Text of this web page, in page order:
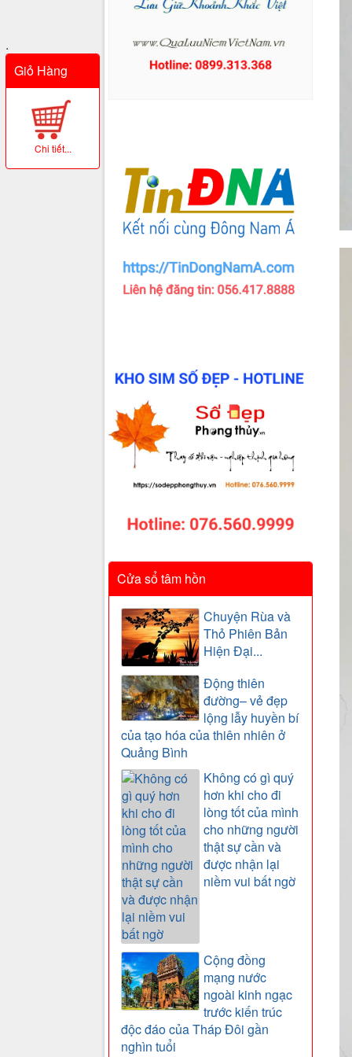
Cửa sổ tâm hồn
Chuyện Rùa và
Thỏ Phiên Bản
Hiện Đại...
Động thiên
đường– vẻ đẹp
lộng lẫy huyền bí
của tạo hóa của thiên nhiên ở
Quảng Bình
Không có gì quý
hơn khi cho đi
lòng tốt của mình
cho những người
thật sự cần và
được nhận lại
niềm vui bất ngờ
Cộng đồng
mạng nước
ngoài kinh ngạc
trước kiến trúc
độc đáo của Tháp Đôi gần
nghìn tuổi
.
Giỏ Hàng
Chi tiết...